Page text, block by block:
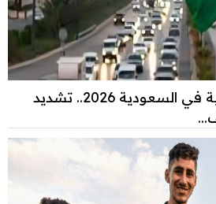
تحديثات الزيارة العائلية في السعودية 2026.. تشديد